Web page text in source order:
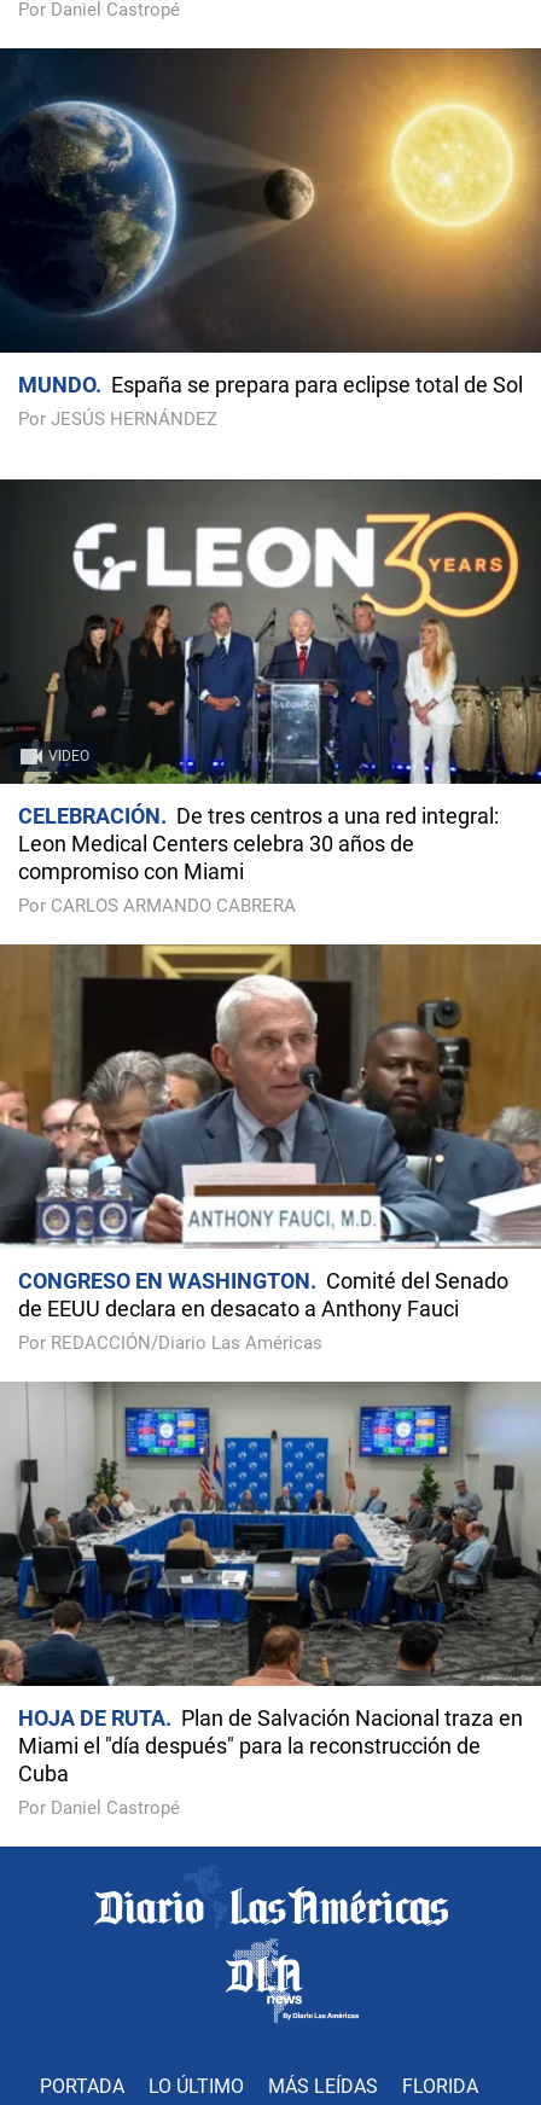
Por Daniel Castropé
MUNDO España se prepara para eclipse total de Sol
Por JESÚS HERNÁNDEZ
VIDEO
CELEBRACIÓN
De tres centros a una red integral:
Leon Medical Centers celebra 30 años de
compromiso con Miami
Por CARLOS ARMANDO CABRERA
CONGRESO EN WASHINGTON
Comité del Senado
de EEUU declara en desacato a Anthony Fauci
Por REDACCIÓN/Diario Las Américas
HOJA DE RUTA
Plan de Salvación Nacional traza en
Miami el "día después" para la reconstrucción de
Cuba
Por Daniel Castropé
PORTADA LO ÚLTIMO MÁS LEÍDAS FLORIDA